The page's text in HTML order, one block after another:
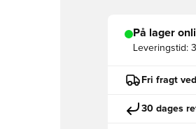
På lager
Leveringstid:
Fri fragt
30 dages